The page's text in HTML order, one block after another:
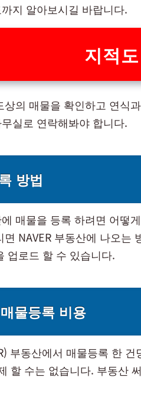
지 알아보시길 바랍니다.
지적
상의 매물을 확인하고 연식
실로 연락해봐야 합니다.
방법
매물을 등록 하려면 어떻
면 NAVER 부동산에 나오는
업로드 할 수 있습니다.
물등록 비용
부동산에서 매물등록 한
할 수는 없습니다. 부동산